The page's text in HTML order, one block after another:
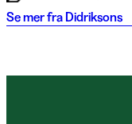
Se mer fra Didriksons